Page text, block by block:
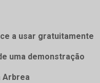
a usar gratuitamente
uma demonstração
Arbrea